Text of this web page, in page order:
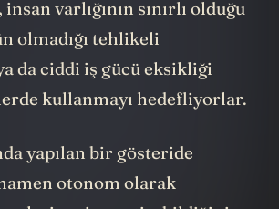
varlığının sınırlı olduğu
olmadığı tehlikeli
da ciddi iş gücü eksikliği
yapılan bir gösteride